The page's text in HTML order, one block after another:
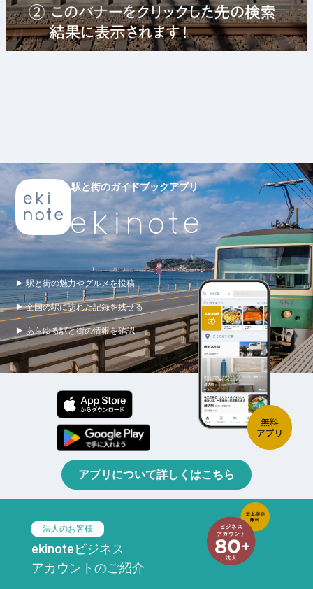
駅と街のガイドブックアプリ
▶ 駅と街の魅力やグルメを投稿
▶ 全国の駅に訪れた記録を残せる
▶ あらゆる駅と街の情報を確認
アプリについて詳しくはこちら
法人のお客様
ekinoteビジネス
アカウントのご紹介